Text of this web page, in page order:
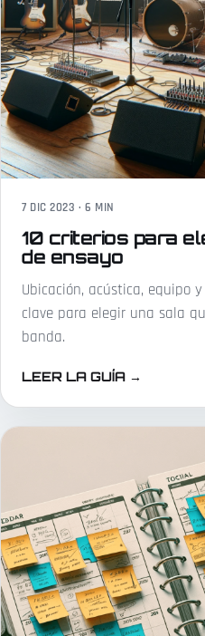
7 DIC 2023 · 6 MIN
10 criterios para
de ensayo
Ubicación, acústica, equipo
clave para elegir una sala
banda.
LEER LA GUÍA →